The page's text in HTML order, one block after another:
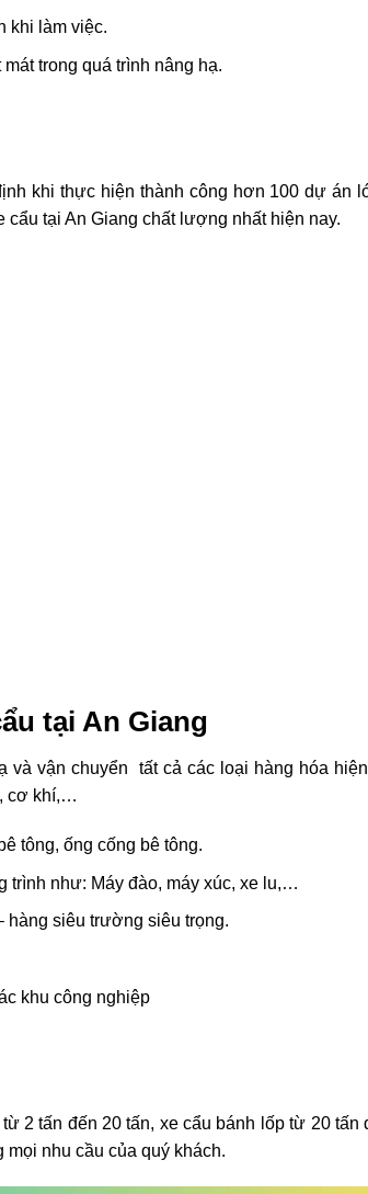
khi làm việc.
trong quá trình nâng hạ.
khi thực hiện thành công hơn 100 dự án
tại An Giang chất lượng nhất hiện nay.
tại An Giang
và vận chuyển tất cả các loại hàng hóa
cơ khí,…
tông, ống cống bê tông.
trình như: Máy đào, máy xúc, xe lu,…
hàng siêu trường siêu trọng.
khu công nghiệp
2 tấn đến 20 tấn, xe cẩu bánh lốp từ 20 tấn
nhu cầu của quý khách.